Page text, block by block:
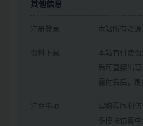
其他信息
注册登录 本站所有资
资料下载
本站有付费
后可直接出
需付费后，
注意事项
实物程序和
多模块仿真